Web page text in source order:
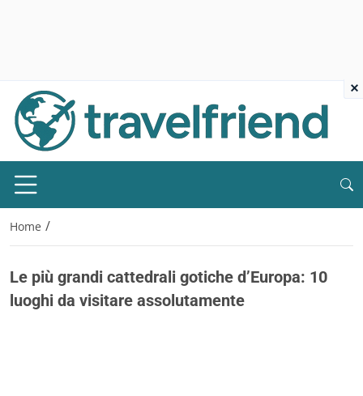
Home /
Le più grandi cattedrali gotiche d’Europa: 10
luoghi da visitare assolutamente
×